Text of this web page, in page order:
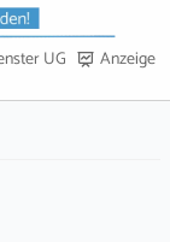
UG Anzeige